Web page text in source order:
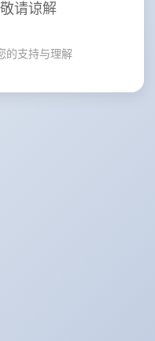
请谅解
的支持与理解